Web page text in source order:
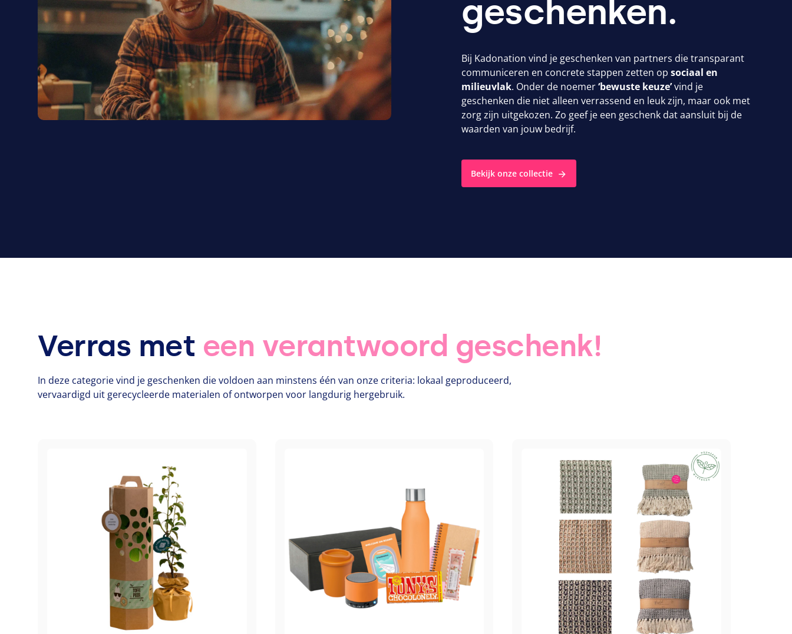
geschenken.
Bij Kadonation vind je geschenken van partners die transparant
communiceren en concrete stappen zetten op sociaal en
milieuvlak. Onder de noemer‘bewuste keuze’vind je
geschenken die niet alleen verrassend en leuk zijn, maar ook met
zorg zijn uitgekozen. Zo geef je een geschenk dat aansluit bij de
waarden van jouw bedrijf.
Bekijk onze collectie
Verras met een verantwoord geschenk!
In deze categorie vind je geschenken die voldoen aan minstens één van onze criteria: lokaal geproduceerd,
vervaardigd uit gerecycleerde materialen of ontworpen voor langdurig hergebruik.